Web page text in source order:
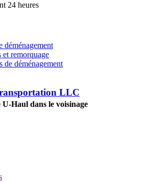
24 heures
déménagement
et remorquage
de déménagement
LLC
U-Haul dans le voisinage